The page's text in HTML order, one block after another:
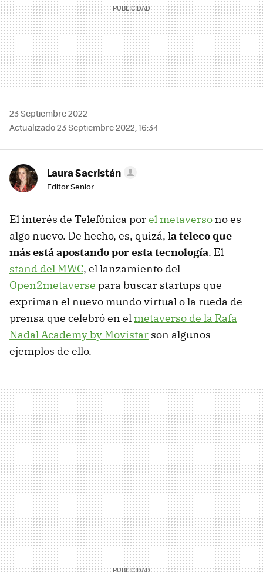
23 Septiembre 2022
Actualizado 23 Septiembre 2022, 16:34
Laura Sacristán
Editor Senior
El interés de Telefónica porel metaverso no es
algo nuevo. De hecho, es, quizá, la teleco que
más está apostando por esta tecnología. El
stand del MWC, el lanzamiento del
Open2metaverse para buscar startups que
expriman el nuevo mundo virtual o la rueda de
prensa que celebró en el metaverso de la Rafa
Nadal Academy by Movistar son algunos
ejemplos de ello.